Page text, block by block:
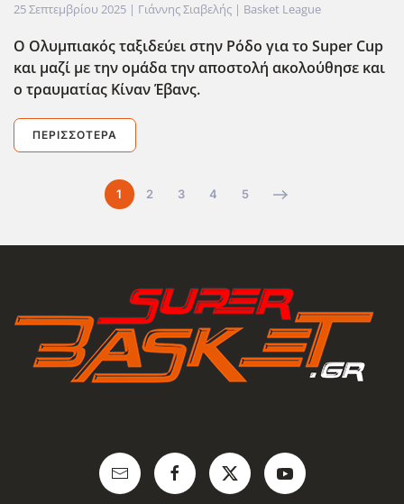
25 Σεπτεμβρίου 2025 | Γιάννης Σιαβελής | Basket League
Ο Ολυμπιακός ταξιδεύει στην Ρόδο για το Super Cup
και μαζί με την ομάδα την αποστολή ακολούθησε και
ο τραυματίας Κίναν Έβανς.
ΠΕΡΙΣΣΌΤΕΡΑ
1 2 3 4 5